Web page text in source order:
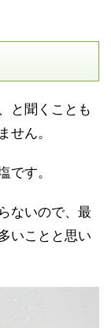
と聞くことも
せん。
です。
ないので、最
いことと思い